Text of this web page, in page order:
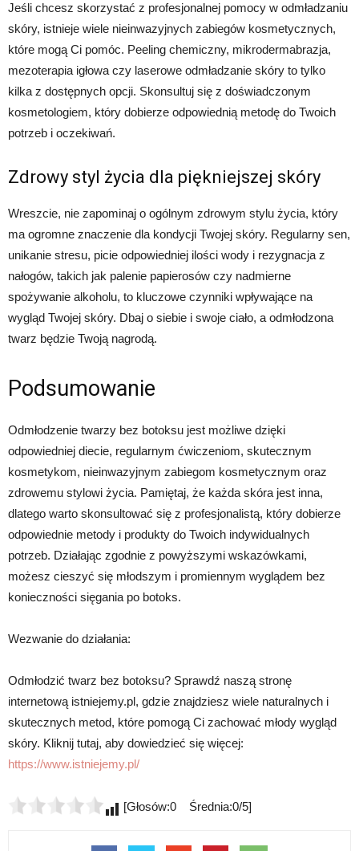
Jeśli chcesz skorzystać z profesjonalnej pomocy w odmładzaniu
skóry, istnieje wiele nieinwazyjnych zabiegów kosmetycznych,
które mogą Ci pomóc. Peeling chemiczny, mikrodermabrazja,
mezoterapia igłowa czy laserowe odmładzanie skóry to tylko
kilka z dostępnych opcji. Skonsultuj się z doświadczonym
kosmetologiem, który dobierze odpowiednią metodę do Twoich
potrzeb i oczekiwań.
Zdrowy styl życia dla piękniejszej skóry
Wreszcie, nie zapominaj o ogólnym zdrowym stylu życia, który
ma ogromne znaczenie dla kondycji Twojej skóry. Regularny sen,
unikanie stresu, picie odpowiedniej ilości wody i rezygnacja z
nałogów, takich jak palenie papierosów czy nadmierne
spożywanie alkoholu, to kluczowe czynniki wpływające na
wygląd Twojej skóry. Dbaj o siebie i swoje ciało, a odmłodzona
twarz będzie Twoją nagrodą.
Podsumowanie
Odmłodzenie twarzy bez botoksu jest możliwe dzięki
odpowiedniej diecie, regularnym ćwiczeniom, skutecznym
kosmetykom, nieinwazyjnym zabiegom kosmetycznym oraz
zdrowemu stylowi życia. Pamiętaj, że każda skóra jest inna,
dlatego warto skonsultować się z profesjonalistą, który dobierze
odpowiednie metody i produkty do Twoich indywidualnych
potrzeb. Działając zgodnie z powyższymi wskazówkami,
możesz cieszyć się młodszym i promiennym wyglądem bez
konieczności sięgania po botoks.
Wezwanie do działania:
Odmłodzić twarz bez botoksu? Sprawdź naszą stronę
internetową istniejemy.pl, gdzie znajdziesz wiele naturalnych i
skutecznych metod, które pomogą Ci zachować młody wygląd
skóry. Kliknij tutaj, aby dowiedzieć się więcej:
https://www.istniejemy.pl/
[Głosów:0 Średnia:0/5]